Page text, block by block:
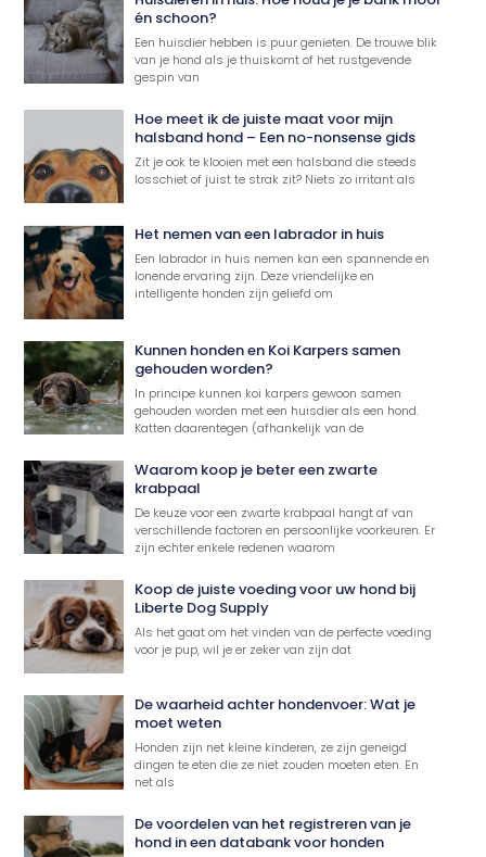
én schoon?
Een huisdier hebben is puur genieten. De trouwe blik
van je hond als je thuiskomt of het rustgevende
gespin van
Hoe meet ik de juiste maat voor mijn
halsband hond – Een no-nonsense gids
Zit je ook te klooien met een halsband die steeds
losschiet of juist te strak zit? Niets zo irritant als
Het nemen van een labrador in huis
Een labrador in huis nemen kan een spannende en
lonende ervaring zijn. Deze vriendelijke en
intelligente honden zijn geliefd om
Kunnen honden en Koi Karpers samen
gehouden worden?
In principe kunnen koi karpers gewoon samen
gehouden worden met een huisdier als een hond.
Katten daarentegen (afhankelijk van de
Waarom koop je beter een zwarte
krabpaal
De keuze voor een zwarte krabpaal hangt af van
verschillende factoren en persoonlijke voorkeuren. Er
zijn echter enkele redenen waarom
Koop de juiste voeding voor uw hond bij
Liberte Dog Supply
Als het gaat om het vinden van de perfecte voeding
voor je pup, wil je er zeker van zijn dat
De waarheid achter hondenvoer: Wat je
moet weten
Honden zijn net kleine kinderen, ze zijn geneigd
dingen te eten die ze niet zouden moeten eten. En
net als
De voordelen van het registreren van je
hond in een databank voor honden